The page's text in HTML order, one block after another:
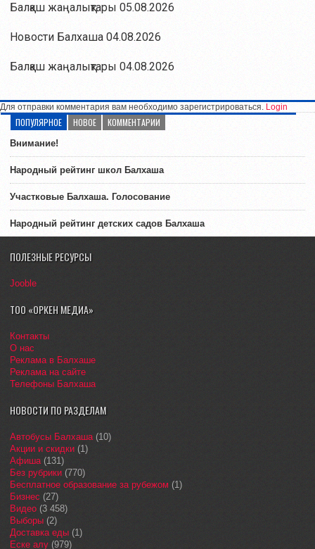
Балқаш жаңалықтары 05.08.2026
Новости Балхаша 04.08.2026
Балқаш жаңалықтары 04.08.2026
Для отправки комментария вам необходимо зарегистрироваться. Login
ПОПУЛЯРНОЕ НОВОЕ КОММЕНТАРИИ
Внимание!
Народный рейтинг школ Балхаша
Участковые Балхаша. Голосование
Народный рейтинг детских садов Балхаша
ПОЛЕЗНЫЕ РЕСУРСЫ
Jooble
ТОО «ОРКЕН МЕДИА»
Контакты
О нас
Реклама в Балхаше
Реклама на сайте
Телефоны Балхаша
НОВОСТИ ПО РАЗДЕЛАМ
Автобусы Балхаша(10)
Акции и скидки (1)
Афиша(131)
Без рубрики (770)
Бесплатное образование за рубежом (1)
Бизнес (27)
Видео (3 458)
Выборы (2)
Доставка еды (1)
Еске алу (979)